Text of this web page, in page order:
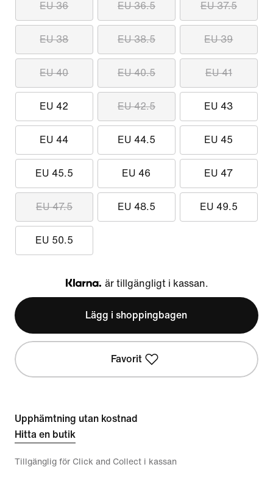
EU 36 EU 36.5 EU 37.5
EU 38 EU 38.5 EU 39
EU 40 EU 40.5 EU 41
EU 42 EU 42.5 EU 43
EU 44 EU 44.5 EU 45
EU 45.5 EU 46 EU 47
EU 47.5 EU 48.5 EU 49.5
EU 50.5
Klarna
är tillgängligt i kassan.
Lägg i shoppingbagen
Favorit
Upphämtning utan kostnad
Hitta en butik
Tillgänglig för Click and Collect i kassan